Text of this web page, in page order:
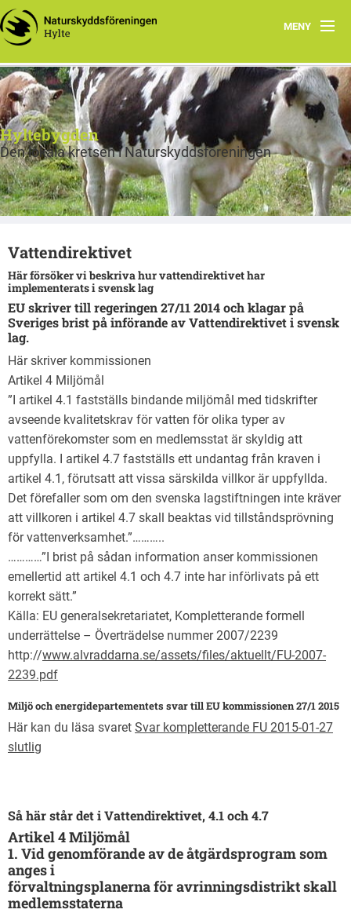
MENY
Hem
Program
Om Hylte kretsen
Skog
Fräsch på riktigt
Miljörätt vatten
Hyltebygden
Den lokala kretsen i Naturskyddsföreningen
Vattendirektivet
Här försöker vi beskriva hur vattendirektivet har
implementerats i svensk lag
EU skriver till regeringen 27/11 2014 och klagar på
Sveriges brist på införande av Vattendirektivet i svensk
lag.
Här skriver kommissionen
Artikel 4 Miljömål
”I artikel 4.1 fastställs bindande miljömål med tidskrifter
avseende kvalitetskrav för vatten för olika typer av
vattenförekomster som en medlemsstat är skyldig att
uppfylla. I artikel 4.7 fastställs ett undantag från kraven i
artikel 4.1, förutsatt att vissa särskilda villkor är uppfyllda.
Det förefaller som om den svenska lagstiftningen inte kräver
att villkoren i artikel 4.7 skall beaktas vid tillståndsprövning
för vattenverksamhet.”………..
…………”I brist på sådan information anser kommissionen
emellertid att artikel 4.1 och 4.7 inte har införlivats på ett
korrekt sätt.”
Källa: EU generalsekretariatet, Kompletterande formell
underrättelse – Överträdelse nummer 2007/2239
http://www.alvraddarna.se/assets/files/aktuellt/FU-2007-
2239.pdf
Miljö och energidepartementets svar till EU kommissionen 27/1 2015
Här kan du läsa svaret Svar kompletterande FU 2015-01-27
slutlig
Så här står det i Vattendirektivet, 4.1 och 4.7
Artikel 4 Miljömål
1. Vid genomförande av de åtgärdsprogram som
anges i
förvaltningsplanerna för avrinningsdistrikt skall
medlemsstaterna